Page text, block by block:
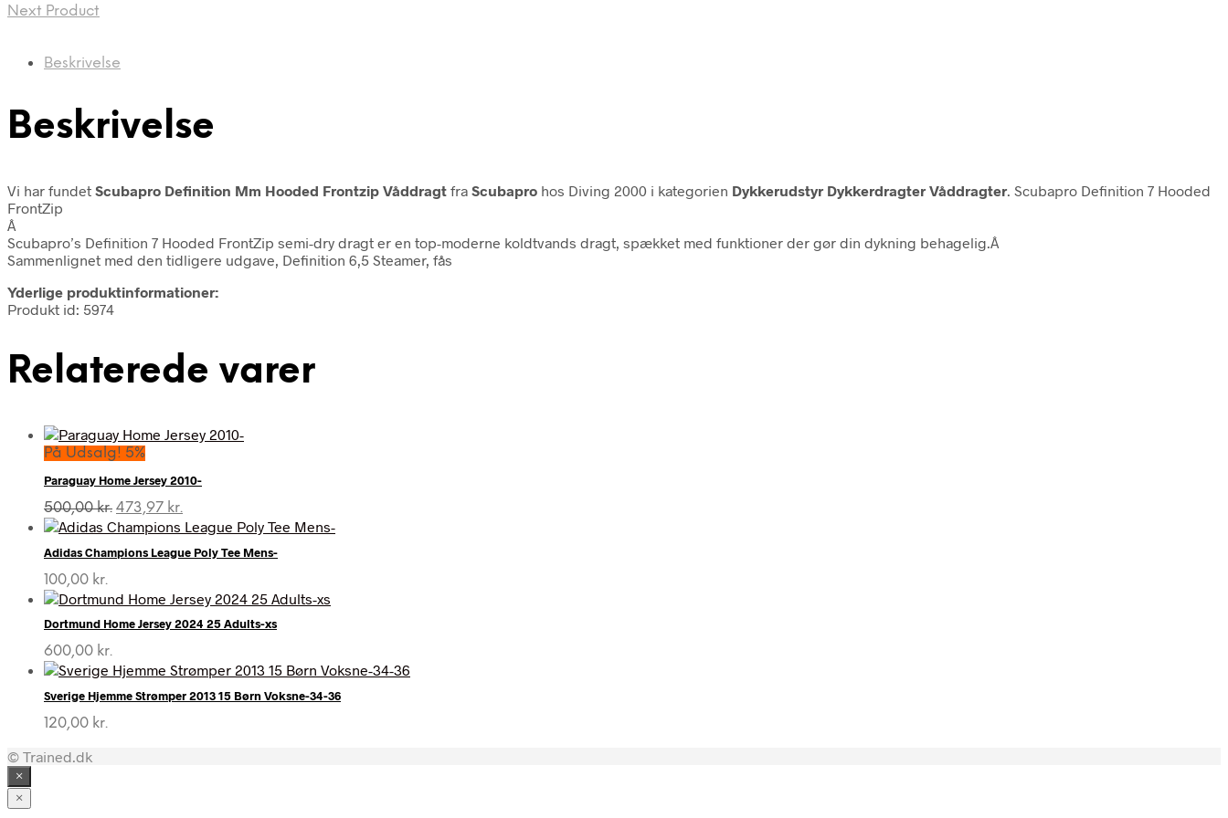
Next Product
Beskrivelse
Beskrivelse
Vi har fundet Scubapro Definition Mm Hooded Frontzip Våddragt fra Scubapro hos Diving 2000 i kategorien Dykkerudstyr Dykkerdragter Våddragter . Scubapro Definition 7 Hooded
FrontZip
Â
Scubapro’s Definition 7 Hooded FrontZip semi-dry dragt er en top-moderne koldtvands dragt, spækket med funktioner der gør din dykning behagelig.Â
Sammenlignet med den tidligere udgave, Definition 6,5 Steamer, fås
Yderlige produktinformationer:
Produkt id: 5974
Relaterede varer
På Udsalg! 5%
Paraguay Home Jersey 2010-
500,00kr. Den
oprindelige
var:
473,97 kr.
aktuelle
er:
Adidas Champions League Poly Tee Mens-
100,00 kr.
Dortmund Home Jersey 2024 25 Adults-xs
600,00 kr.
Sverige Hjemme Strømper 2013 15 Børn Voksne-34-36
120,00 kr.
© Trained.dk
×
×